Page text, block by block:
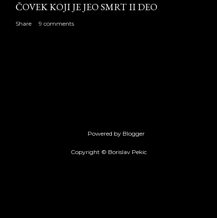
ČOVEK KOJI JE JEO SMRT II DEO
Share 9 comments
Powered by Blogger
Copyright © Borislav Pekic